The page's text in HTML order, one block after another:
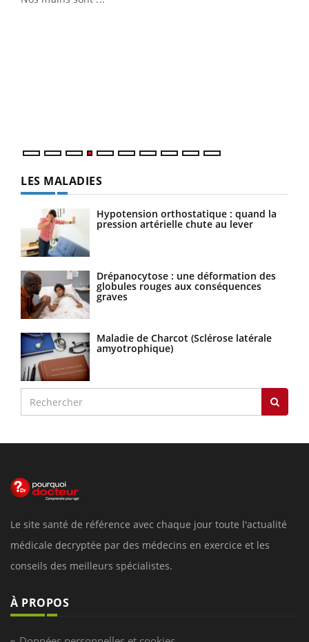
LES MALADIES
Hypotension orthostatique : quand la
pression artérielle chute au lever
Drépanocytose : une déformation des
globules rouges aux conséquences
graves
Maladie de Charcot (Sclérose latérale
amyotrophique)
Le site santé de référence avec chaque jour toute l'actualité
médicale decryptée par des médecins en exercice et les
conseils des meilleurs spécialistes.
À PROPOS